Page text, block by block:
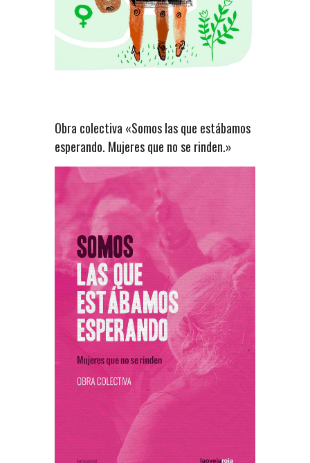
Obra colectiva «Somos las que estábamos
esperando. Mujeres que no se rinden.»